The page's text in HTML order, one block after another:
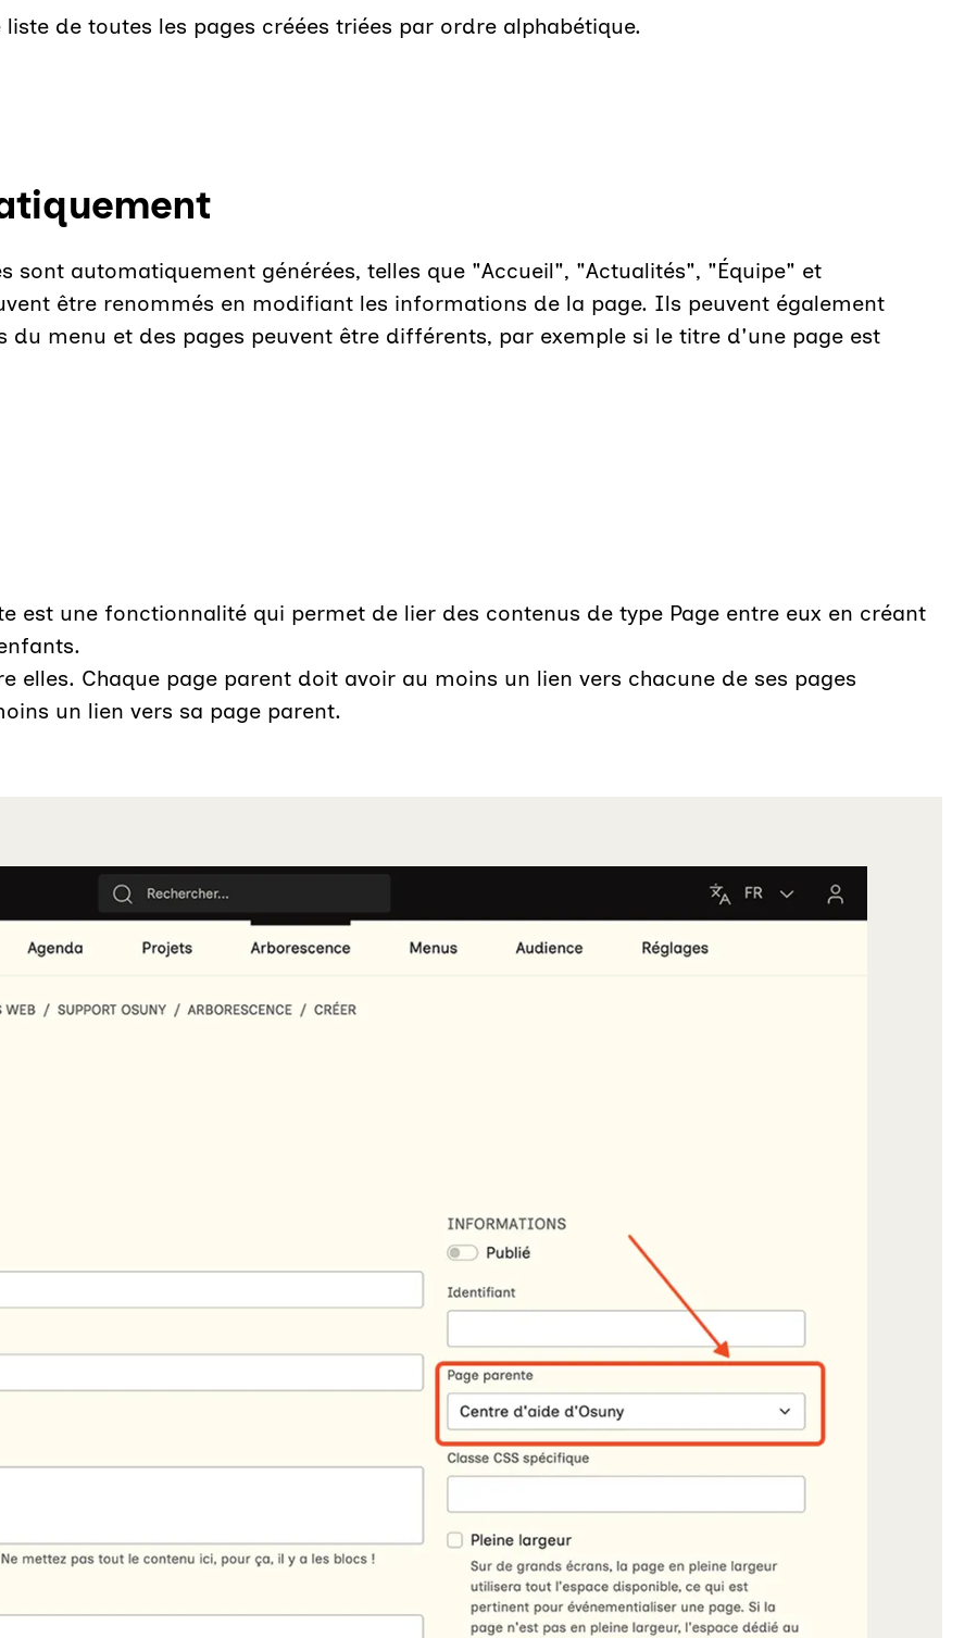
de toutes les pages créées triées par ordre alphabétique.
sont automatiquement générées, telles que "Accueil", "Actualités", "Équipe" et
être renommés en modifiant les informations de la page. Ils peuvent également
menu et des pages peuvent être différents, par exemple si le titre d'une page est
est une fonctionnalité qui permet de lier des contenus de type Page entre eux en créant
elles. Chaque page parent doit avoir au moins un lien vers chacune de ses pages
un lien vers sa page parent.